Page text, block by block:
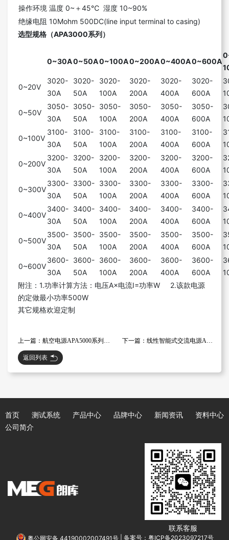
操作环境 温度 0~＋45℃ 湿度 10~90%
绝缘电阻 10Mohm 500DC(line input terminal to casing)
选型规格（APA3000系列）
0~30A0~50A0~100A0~200A0~400A0~600A
0~20V
3020-
30A
3020-
50A
3020-
100A
3020-
200A
3020-
400A
3020-
600A
0~50V
3050-
30A
3050-
50A
3050-
100A
3050-
200A
3050-
400A
3050-
600A
0~100V
3100-
30A
3100-
50A
3100-
100A
3100-
200A
3100-
400A
3100-
600A
0~200V
3200-
30A
3200-
50A
3200-
100A
3200-
200A
3200-
400A
3200-
600A
0~300V
3300-
30A
3300-
50A
3300-
100A
3300-
200A
3300-
400A
3300-
600A
0~400V
3400-
30A
3400-
50A
3400-
100A
3400-
200A
3400-
400A
3400-
600A
0~500V
3500-
30A
3500-
50A
3500-
100A
3500-
200A
3500-
400A
3500-
600A
0~600V
3600-
30A
3600-
50A
3600-
100A
3600-
200A
3600-
400A
3600-
600A
附注：1.功率计算方法：电压A×电流I=功率W 2.该款电源
的定做最小功率500W
其它规格欢迎定制
上一篇：航空电源APA5000系列（交流） 下一篇：线性智能式交流电源APA2000L系列
返回列表
首页 测试系统 产品中心 品牌中心 新闻资讯
资料中心
公司简介
联系客服
粤公网安备 44190002007491号 备案号：粤ICP备2023097217号